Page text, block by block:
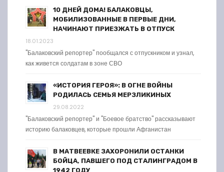
10 ДНЕЙ ДОМА! БАЛАКОВЦЫ,
МОБИЛИЗОВАННЫЕ В ПЕРВЫЕ ДНИ,
НАЧИНАЮТ ПРИЕЗЖАТЬ В ОТПУСК
18.01.2023
"Балаковский репортер" пообщался с отпускником и узнал,
как живется солдатам в зоне СВО
«ИСТОРИЯ ГЕРОЯ»: В ОГНЕ ВОЙНЫ
РОДИЛАСЬ СЕМЬЯ МЕРЗЛИКИНЫХ
29.08.2022
"Балаковский репортер" и "Боевое братство" рассказывают
историю балаковцев, которые прошли Афганистан
В МАТВЕЕВКЕ ЗАХОРОНИЛИ ОСТАНКИ
БОЙЦА, ПАВШЕГО ПОД СТАЛИНГРАДОМ В
1942 ГОДУ